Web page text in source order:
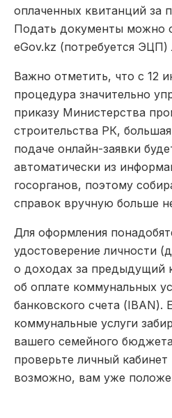
оплаченных квитанций за
Подать документы можно
eGov.kz (потребуется
Важно отметить, что с 12
процедура значительно
приказу Министерства
строительства РК,
подаче онлайн-заявки
автоматически из
госорганов, поэтому
справок вручную больше
Для оформления
удостоверение личности
о доходах за предыдущий
об оплате коммунальных
банковского счета (IBAN).
коммунальные услуги
вашего семейного
проверьте личный
возможно, вам уже